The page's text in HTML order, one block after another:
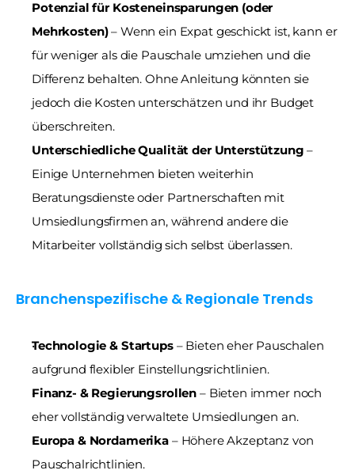
Potenzial für Kosteneinsparungen (oder
Mehrkosten) – Wenn ein Expat geschickt ist, kann er
für weniger als die Pauschale umziehen und die
Differenz behalten. Ohne Anleitung könnten sie
jedoch die Kosten unterschätzen und ihr Budget
überschreiten.
Unterschiedliche Qualität der Unterstützung –
Einige Unternehmen bieten weiterhin
Beratungsdienste oder Partnerschaften mit
Umsiedlungsfirmen an, während andere die
Mitarbeiter vollständig sich selbst überlassen.
Branchenspezifische & Regionale Trends
Technologie & Startups – Bieten eher Pauschalen
aufgrund flexibler Einstellungsrichtlinien.
Finanz- & Regierungsrollen – Bieten immer noch
eher vollständig verwaltete Umsiedlungen an.
Europa & Nordamerika – Höhere Akzeptanz von
Pauschalrichtlinien.